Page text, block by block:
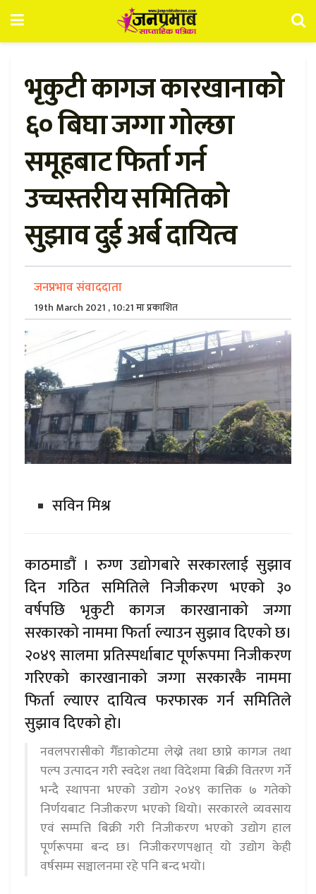
भृकुटी कागज कारखानाको
६० बिघा जग्गा गोल्छा
समूहबाट फिर्ता गर्न
उच्चस्तरीय समितिको
सुझाव दुई अर्ब दायित्व
जनप्रभाव संवाददाता
19th March 2021 , 10:21 मा प्रकाशित
सविन मिश्र
काठमाडौं । रुग्ण उद्योगबारे सरकारलाई सुझाव
दिन गठित समितिले निजीकरण भएको ३०
वर्षपछि भृकुटी कागज कारखानाको जग्गा
सरकारको नाममा फिर्ता ल्याउन सुझाव दिएको छ।
२०४९ सालमा प्रतिस्पर्धाबाट पूर्णरूपमा निजीकरण
गरिएको कारखानाको जग्गा सरकारकै नाममा
फिर्ता ल्याएर दायित्व फरफारक गर्न समितिले
सुझाव दिएको हो।
नवलपरासीको गैँडाकोटमा लेख्ने तथा छाप्ने कागज तथा
पल्प उत्पादन गरी स्वदेश तथा विदेशमा बिक्री वितरण गर्ने
भन्दै स्थापना भएको उद्योग २०४९ कात्तिक ७ गतेको
निर्णयबाट निजीकरण भएको थियो। सरकारले व्यवसाय
एवं सम्पत्ति बिक्री गरी निजीकरण भएको उद्योग हाल
पूर्णरूपमा बन्द छ। निजीकरणपश्चात् यो उद्योग केही
वर्षसम्म सञ्चालनमा रहे पनि बन्द भयो।